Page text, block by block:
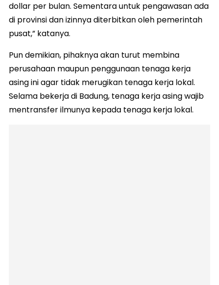
dollar per bulan. Sementara untuk pengawasan ada
di provinsi dan izinnya diterbitkan oleh pemerintah
pusat,” katanya.
Pun demikian, pihaknya akan turut membina
perusahaan maupun penggunaan tenaga kerja
asing ini agar tidak merugikan tenaga kerja lokal.
Selama bekerja di Badung, tenaga kerja asing wajib
mentransfer ilmunya kepada tenaga kerja lokal.